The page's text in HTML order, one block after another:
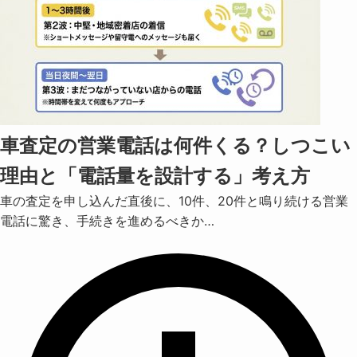
車査定の営業電話は何件くる？しつこい
理由と「電話量を設計する」考え方
車の査定を申し込んだ直後に、10件、20件と鳴り続ける営業
電話に驚き、手続きを進めるべきか…